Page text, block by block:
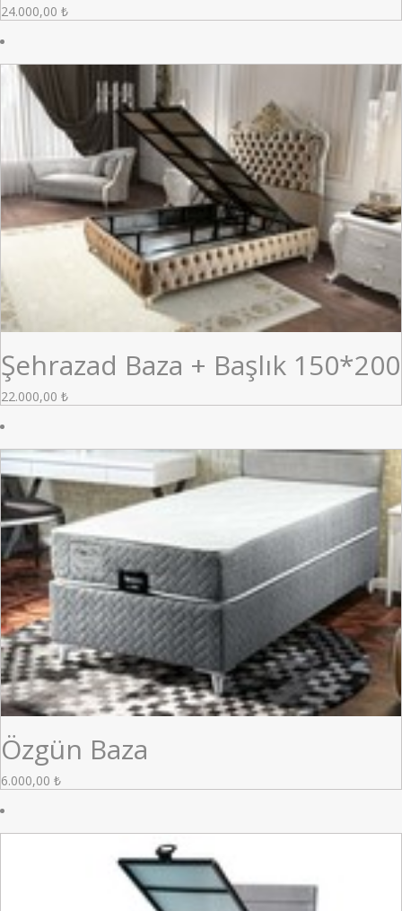
24.000,00 ₺
Şehrazad Baza + Başlık 150*200
22.000,00 ₺
Özgün Baza
6.000,00 ₺